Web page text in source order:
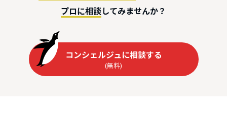
プロに相談してみませんか？
コンシェルジュに相談する
(無料)